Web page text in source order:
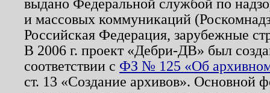
выдано Федеральной службой по
и массовых коммуникаций
Российская Федерация, зарубежные
В 2006 г. проект «Дебри-ДВ» был
соответствии с ФЗ № 125 «Об
ст. 13 «Создание архивов». Основной